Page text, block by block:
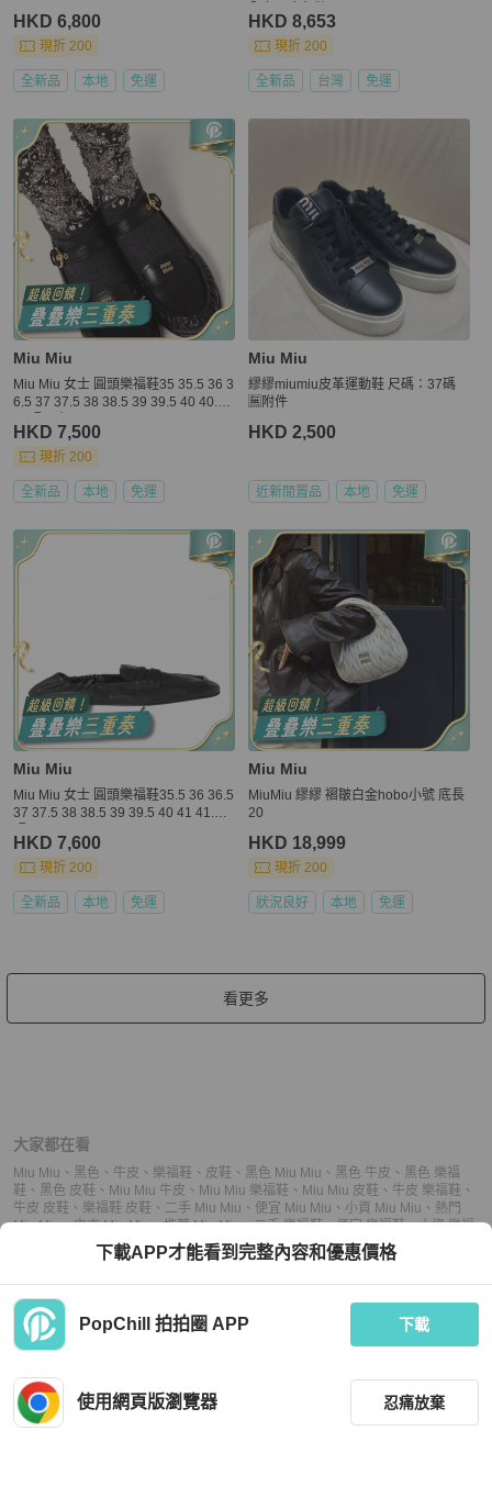
HKD 6,800
現折 200
全新品 本地 免運
s #大尺碼女鞋 #41號 #全新正品 #金
幣樂福鞋 #精品現貨 #穿搭必備
HKD 8,653
現折 200
全新品 台灣 免運
Miu Miu
Miu Miu 女士 圓頭樂福鞋35 35.5 36 3
6.5 37 37.5 38 38.5 39 39.5 40 40.5
HKD 7,500
現折 200
全新品 本地 免運
Miu Miu
繆繆miumiu皮革運動鞋 尺碼：37碼
🈚附件
HKD 2,500
近新閒置品 本地 免運
Miu Miu
Miu Miu 女士 圓頭樂福鞋35.5 36 36.5
37 37.5 38 38.5 39 39.5 40 41 41.5
HKD 7,600
現折 200
全新品 本地 免運
Miu Miu
MiuMiu 繆繆 褶皺白金hobo小號 底長
20
HKD 18,999
現折 200
狀況良好 本地 免運
看更多
大家都在看
Miu Miu 、 黑色 、 牛皮 、 樂福鞋 、 皮鞋 、 黑色 Miu Miu 、 黑色 牛皮 、 黑色 樂福
鞋 、 黑色 皮鞋 、 Miu Miu 牛皮 、 Miu Miu 樂福鞋 、 Miu Miu 皮鞋 、 牛皮 樂福鞋 、
牛皮 皮鞋 、 樂福鞋 皮鞋 、 二手 Miu Miu 、 便宜 Miu Miu 、 小資 Miu Miu 、 熱門
Miu Miu、中古 Miu Miu、推薦 Miu Miu、二手 樂福鞋、便宜 樂福鞋、小資 樂福
熱門 樂福鞋、中古 樂福鞋、推薦 樂福鞋 、 二手 皮鞋、便宜 皮鞋
、 中古 皮鞋 、推薦 皮鞋
下載APP才能看到完整內容和優惠價格
PopChill 拍拍圈 APP 下載
使用網頁版瀏覽器 忍痛放棄